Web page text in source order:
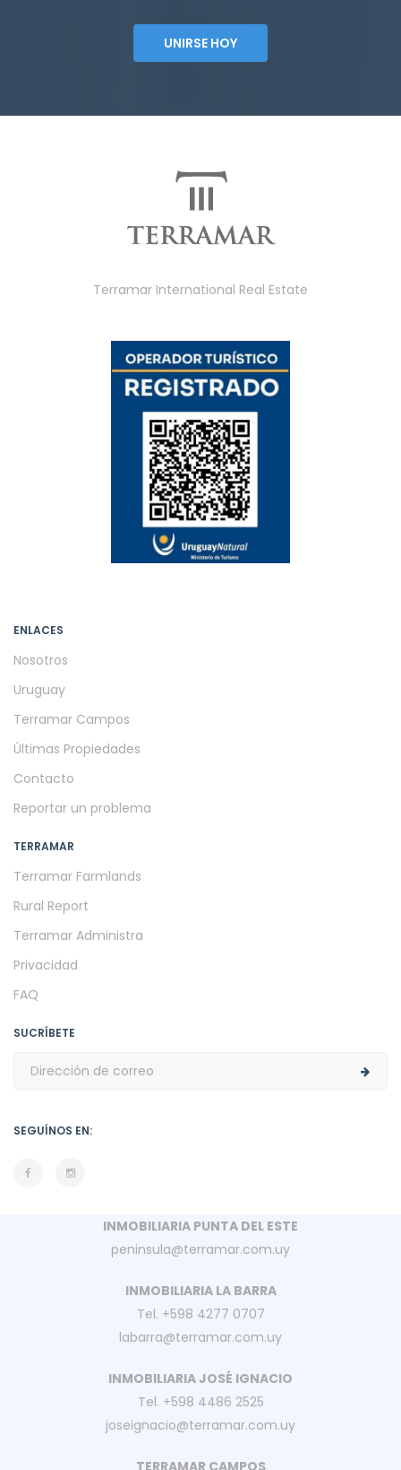
UNIRSE HOY
Terramar International Real Estate
ENLACES
Nosotros
Uruguay
Terramar Campos
Últimas Propiedades
Contacto
Reportar un problema
TERRAMAR
Terramar Farmlands
Rural Report
Terramar Administra
Privacidad
FAQ
SUCRÍBETE
SEGUÍNOS EN:
INMOBILIARIA PUNTA DEL ESTE
peninsula@terramar.com.uy
INMOBILIARIA LA BARRA
Tel. +598 4277 0707
labarra@terramar.com.uy
INMOBILIARIA JOSÉ IGNACIO
Tel. +598 4486 2525
joseignacio@terramar.com.uy
TERRAMAR CAMPOS